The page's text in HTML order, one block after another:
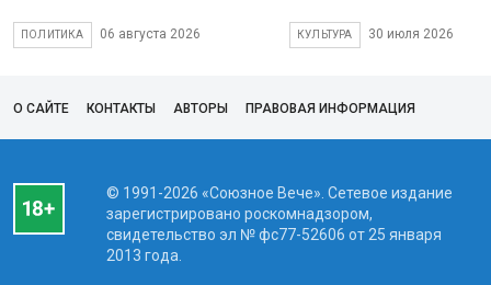
ПОЛИТИКА 06 августа 2026 КУЛЬТУРА 30 июля 2026
О САЙТЕ КОНТАКТЫ АВТОРЫ ПРАВОВАЯ ИНФОРМАЦИЯ
© 1991-2026 «Союзное Вече». Сетевое издание
зарегистрировано роскомнадзором,
свидетельство эл № фc77-52606 от 25 января
2013 года.